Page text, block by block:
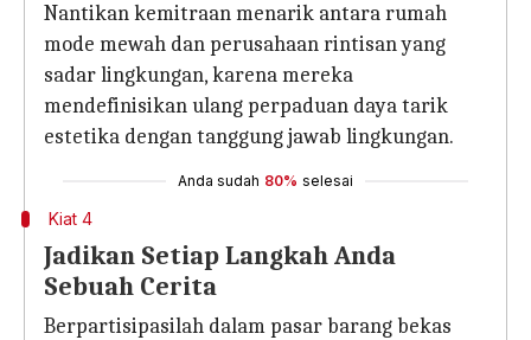
Nantikan kemitraan menarik antara rumah
mode mewah dan perusahaan rintisan yang
sadar lingkungan, karena mereka
mendefinisikan ulang perpaduan daya tarik
estetika dengan tanggung jawab lingkungan.
Anda sudah 80% selesai
Kiat 4
Jadikan Setiap Langkah Anda
Sebuah Cerita
Berpartisipasilah dalam pasar barang bekas